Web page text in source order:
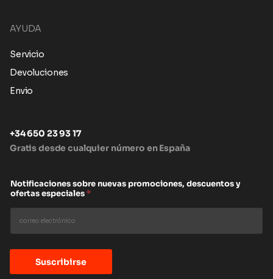
AYUDA
Servicio
Devoluciones
Envio
+34 650 23 93 17
Gratis desde cualquier número en España
Notificaciones sobre nuevas promociones, descuentos y
ofertas especiales*
Suscribirse